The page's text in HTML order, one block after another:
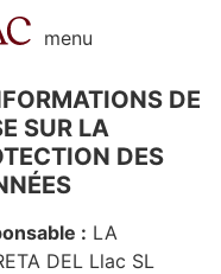
menu
DE
SUR LA
DES
: LA
DEL Llac SL